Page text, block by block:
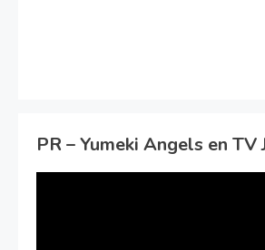
PR – Yumeki Angels en TV